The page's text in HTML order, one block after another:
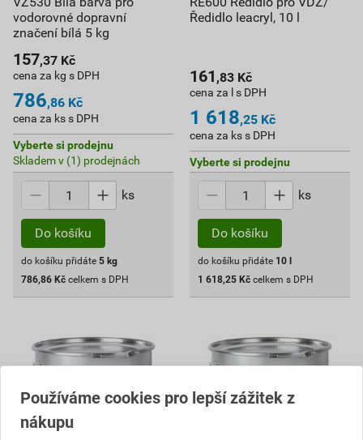
vodorovné dopravní
značení bílá 5 kg
157,37 Kč
cena za kg s DPH
786,86 Kč
cena za ks s DPH
Vyberte si prodejnu
Skladem v (1) prodejnách
ks
Do košíku
do košíku přidáte 5 kg
786,86 Kč celkem s DPH
Ředidlo leacryl, 10 l
161 ,83 Kč
cena za l s DPH
1 618,25 Kč
cena za ks s DPH
Vyberte si prodejnu
ks
Do košíku
do košíku přidáte 10
1 618,25 Kč celkem s DPH
Používáme cookies pro lepší zážitek z
nákupu